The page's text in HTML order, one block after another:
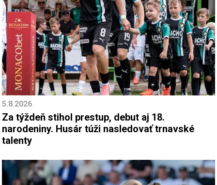
5.8.2026
Za týždeň stihol prestup, debut aj 18.
narodeniny. Husár túži nasledovať trnavské
talenty